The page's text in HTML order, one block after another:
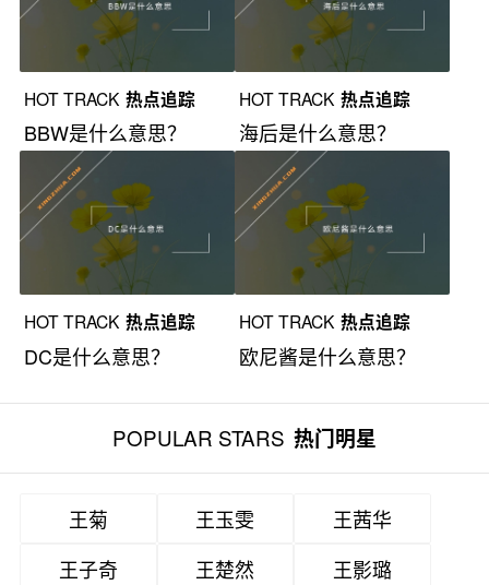
HOT TRACK 热点追踪
BBW是什么意思？
HOT TRACK 热点追踪
海后是什么意思？
HOT TRACK 热点追踪
DC是什么意思？
HOT TRACK 热点追踪
欧尼酱是什么意思？
POPULAR STARS 热门明星
王菊 王玉雯
王茜华
王子奇
王楚然
王影璐